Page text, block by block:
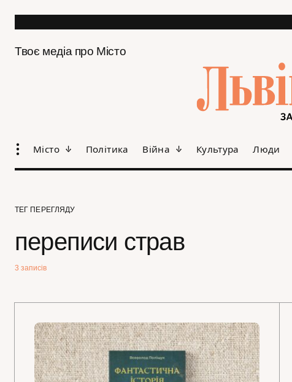
Твоє медіа про Місто
Місто Політика Війна Культура Люди
ТЕГ ПЕРЕГЛЯДУ
переписи страв
3 записів